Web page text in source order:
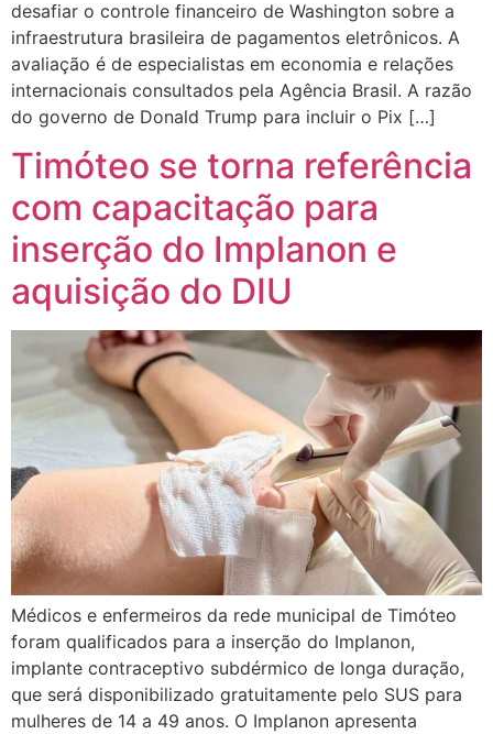
desafiar o controle financeiro de Washington sobre a
infraestrutura brasileira de pagamentos eletrônicos. A
avaliação é de especialistas em economia e relações
internacionais consultados pela Agência Brasil. A razão
do governo de Donald Trump para incluir o Pix […]
Timóteo se torna referência
com capacitação para
inserção do Implanon e
aquisição do DIU
Médicos e enfermeiros da rede municipal de Timóteo
foram qualificados para a inserção do Implanon,
implante contraceptivo subdérmico de longa duração,
que será disponibilizado gratuitamente pelo SUS para
mulheres de 14 a 49 anos. O Implanon apresenta